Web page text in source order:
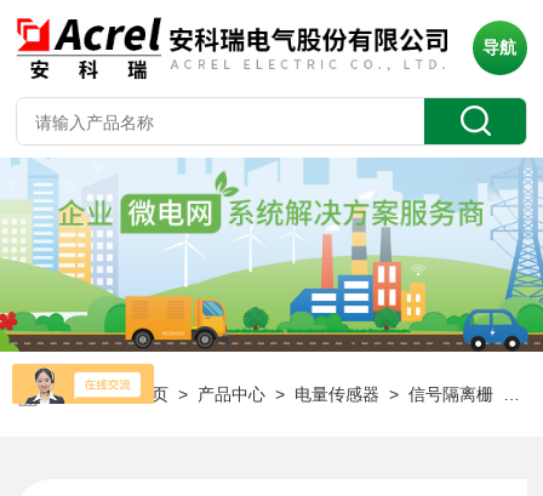
导航
当前位置：首页 > 产品中心 > 电量传感器 >信号隔离栅